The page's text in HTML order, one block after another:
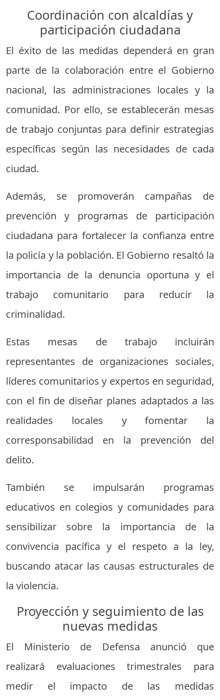
Coordinación con alcaldías y
participación ciudadana
El éxito de las medidas dependerá en gran
parte de la colaboración entre el Gobierno
nacional, las administraciones locales y la
comunidad. Por ello, se establecerán mesas
de trabajo conjuntas para definir estrategias
específicas según las necesidades de cada
ciudad.
Además, se promoverán campañas de
prevención y programas de participación
ciudadana para fortalecer la confianza entre
la policía y la población. El Gobierno resaltó la
importancia de la denuncia oportuna y el
trabajo comunitario para reducir la
criminalidad.
Estas mesas de trabajo incluirán
representantes de organizaciones sociales,
líderes comunitarios y expertos en seguridad,
con el fin de diseñar planes adaptados a las
realidades locales y fomentar la
corresponsabilidad en la prevención del
delito.
También se impulsarán programas
educativos en colegios y comunidades para
sensibilizar sobre la importancia de la
convivencia pacífica y el respeto a la ley,
buscando atacar las causas estructurales de
la violencia.
Proyección y seguimiento de las
nuevas medidas
El Ministerio de Defensa anunció que
realizará evaluaciones trimestrales para
medir el impacto de las medidas